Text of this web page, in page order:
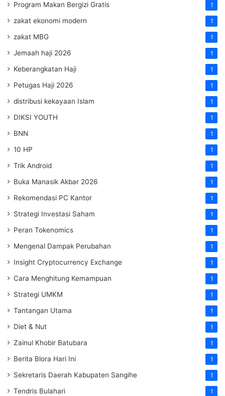
Program Makan Bergizi Gratis 1
zakat ekonomi modern 1
zakat MBG 1
Jemaah haji 2026 1
Keberangkatan Haji 1
Petugas Haji 2026 1
distribusi kekayaan Islam 1
DIKSI YOUTH 1
BNN 1
10 HP 1
Trik Android 1
Buka Manasik Akbar 2026 1
Rekomendasi PC Kantor 1
Strategi Investasi Saham 1
Peran Tokenomics 1
Mengenal Dampak Perubahan 1
Insight Cryptocurrency Exchange 1
Cara Menghitung Kemampuan 1
Strategi UMKM 1
Tantangan Utama 1
Diet & Nut 1
Zainul Khobir Batubara 1
Berita Blora Hari Ini 1
Sekretaris Daerah Kabupaten Sangihe 1
Tendris Bulahari 1